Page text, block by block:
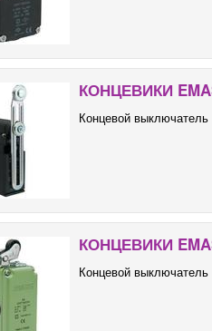
КОНЦЕВИКИ
Концевой
КОНЦЕВИКИ
Концевой